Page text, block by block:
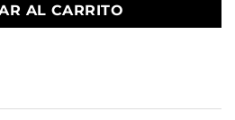
AL CARRITO